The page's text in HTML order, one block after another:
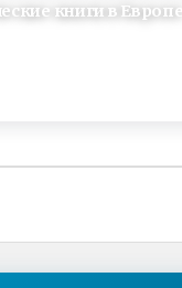
книги в Европе